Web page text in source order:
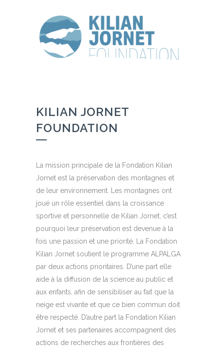
KILIAN JORNET
FOUNDATION
La mission principale de la Fondation Kilian
Jornet est la préservation des montagnes et
de leur environnement. Les montagnes ont
joué un rôle essentiel dans la croissance
sportive et personnelle de Kilian Jornet, c’est
pourquoi leur préservation est devenue à la
fois une passion et une priorité. La Fondation
Kilian Jornet soutient le programme ALPALGA
par deux actions prioritaires. D’une part elle
aide à la diffusion de la science au public et
aux enfants, afin de sensibiliser au fait que la
neige est vivante et que ce bien commun doit
être respecté. D’autre part la Fondation Kilian
Jornet et ses partenaires accompagnent des
actions de recherches aux frontières des